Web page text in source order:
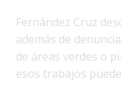
Fernández Cruz
además de
de áreas verdes o
esos trabajos